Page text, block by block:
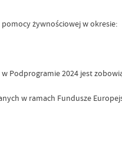
żywnościowej w okresie:
w Podprogramie 2024 jest
w ramach Fundusze